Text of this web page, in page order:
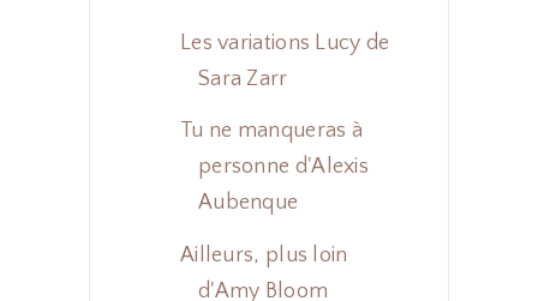
Les variations Lucy de
Sara Zarr
Tu ne manqueras à
personne d'Alexis
Aubenque
Ailleurs, plus loin
d'Amy Bloom